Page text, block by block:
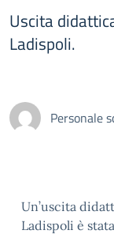
Uscita
Ladispoli.
Personale
Un’uscita
Ladispoli è